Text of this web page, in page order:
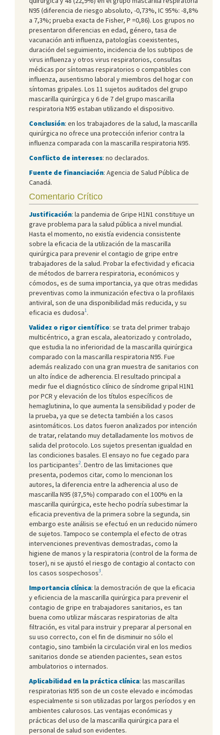
N95 (diferencia de riesgo absoluto, -0,73%, IC 95%: -8,8%
a 7,3%; prueba exacta de Fisher, P =0,86). Los grupos no
presentaron diferencias en edad, género, tasa de
vacunación anti influenza, patologías coexistentes,
duración del seguimiento, incidencia de los subtipos de
virus influenza y otros virus respiratorios, consultas
médicas por síntomas respiratorios o compatibles con
influenza, ausentismo laboral y miembros del hogar con
síntomas gripales. Los 11 sujetos auditados del grupo
mascarilla quirúrgica y 6 de 7 del grupo mascarilla
respiratoria N95 estaban utilizando el dispositivo.
Conclusión: en los trabajadores de la salud, la mascarilla
quirúrgica no ofrece una protección inferior contra la
influenza comparada con la mascarilla respiratoria N95.
Conflicto de intereses: no declarados.
Fuente de financiación: Agencia de Salud Pública de
Canadá.
Comentario Crítico
Justificación: la pandemia de Gripe H1N1 constituye un
grave problema para la salud pública a nivel mundial.
Hasta el momento, no existía evidencia consistente
sobre la eficacia de la utilización de la mascarilla
quirúrgica para prevenir el contagio de gripe entre
trabajadores de la salud. Probar la efectividad y eficacia
de métodos de barrera respiratoria, económicos y
cómodos, es de suma importancia, ya que otras medidas
preventivas como la inmunización efectiva o la profilaxis
antiviral, son de una disponibilidad más reducida, y su
eficacia es dudosa1.
Validez o rigor científico: se trata del primer trabajo
multicéntrico, a gran escala, aleatorizado y controlado,
que estudia la no inferioridad de la mascarilla quirúrgica
comparado con la mascarilla respiratoria N95. Fue
además realizado con una gran muestra de sanitarios con
un alto índice de adherencia. El resultado principal a
medir fue el diagnóstico clínico de síndrome gripal H1N1
por PCR y elevación de los títulos específicos de
hemaglutinina, lo que aumenta la sensibilidad y poder de
la prueba, ya que se detecta también a los casos
asintomáticos. Los datos fueron analizados por intención
de tratar, relatando muy detalladamente los motivos de
salida del protocolo. Los sujetos presentan igualdad en
las condiciones basales. El ensayo no fue cegado para
los participantes2. Dentro de las limitaciones que
presenta, podemos citar, como lo mencionan los
autores, la diferencia entre la adherencia al uso de
mascarilla N95 (87,5%) comparado con el 100% en la
mascarilla quirúrgica, este hecho podría subestimar la
eficacia preventiva de la primera sobre la segunda, sin
embargo este análisis se efectuó en un reducido número
de sujetos. Tampoco se contempla el efecto de otras
intervenciones preventivas demostradas, como la
higiene de manos y la respiratoria (control de la forma de
toser), ni se ajustó el riesgo de contagio al contacto con
los casos sospechosos3.
Importancia clínica: la demostración de que la eficacia
y eficiencia de la mascarilla quirúrgica para prevenir el
contagio de gripe en trabajadores sanitarios, es tan
buena como utilizar máscaras respiratorias de alta
filtración, es vital para instruir y preparar al personal en
su uso correcto, con el fin de disminuir no sólo el
contagio, sino también la circulación viral en los medios
sanitarios donde se atienden pacientes, sean estos
ambulatorios o internados.
Aplicabilidad en la práctica clínica: las mascarillas
respiratorias N95 son de un coste elevado e incómodas
especialmente si son utilizadas por largos períodos y en
ambientes calurosos. Las ventajas económicas y
prácticas del uso de la mascarilla quirúrgica para el
personal de salud son evidentes.